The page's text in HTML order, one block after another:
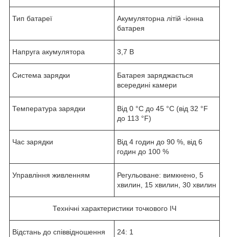
Тип батареї
Акумуляторна літій -іонна
батарея
Напруга акумулятора 3,7 В
Система зарядки
Батарея заряджається
всередині камери
Температура зарядки
Від 0 °C до 45 °C (від 32 °F
до 113 °F)
Час зарядки
Від 4 годин до 90 %, від 6
годин до 100 %
Управління живленням
Регульоване: вимкнено, 5
хвилин, 15 хвилин, 30 хвилин
Технічні характеристики точкового ІЧ
Відстань до співвідношення
24: 1